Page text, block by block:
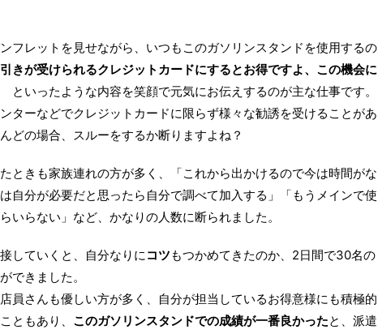
フレットを見せながら、いつもこのガソリンスタンドを使用するの
きが受けられるクレジットカードにするとお得ですよ、この機会に
といったような内容を笑顔で元気にお伝えするのが主な仕事です。
ターなどでクレジットカードに限らず様々な勧誘を受けることがあ
どの場合、スルーをするか断りますよね？
ときも家族連れの方が多く、「これから出かけるので今は時間がな
自分が必要だと思ったら自分で調べて加入する」「もうメインで使
いらない」など、かなりの人数に断られました。
していくと、自分なりにコツもつかめてきたのか、 2日間で30名の
できました。
員さんも優しい方が多く、自分が担当しているお得意様にも積極的
ともあり、 このガソリンスタンドでの成績が一番良かったと、派遣